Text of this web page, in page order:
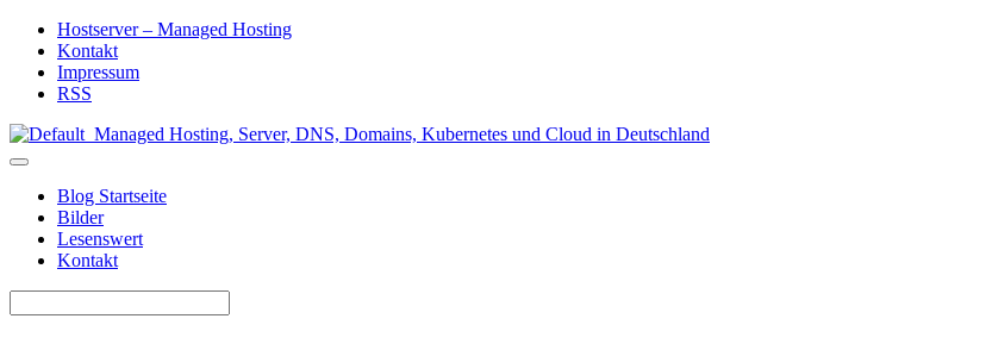
Hostserver – Managed Hosting
Kontakt
Impressum
RSS
Blog Startseite
Bilder
Lesenswert
Kontakt